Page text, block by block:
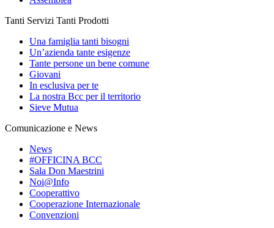
Tanti Servizi Tanti Prodotti
Una famiglia tanti bisogni
Un’azienda tante esigenze
Tante persone un bene comune
Giovani
In esclusiva per te
La nostra Bcc per il territorio
Sieve Mutua
Comunicazione e News
News
#OFFICINA BCC
Sala Don Maestrini
Noi@Info
Cooperattivo
Cooperazione Internazionale
Convenzioni